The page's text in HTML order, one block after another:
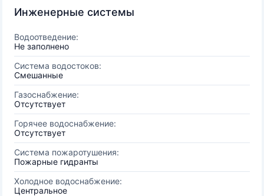
Инженерные системы
Водоотведение:
Не заполнено
Система водостоков:
Смешанные
Газоснабжение:
Отсутствует
Горячее водоснабжение:
Отсутствует
Система пожаротушения:
Пожарные гидранты
Холодное водоснабжение:
Центральное